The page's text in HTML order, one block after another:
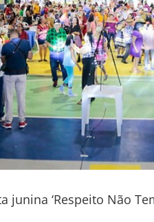
junina ‘Respeito Não